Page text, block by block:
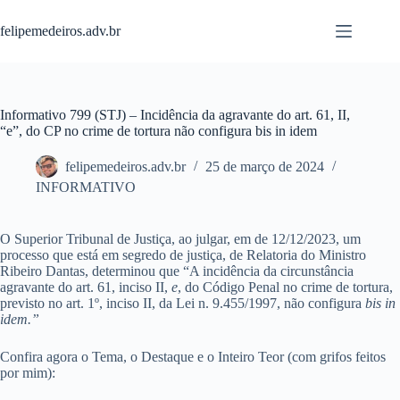
para
o
felipemedeiros.adv.br
Informativo 799 (STJ) – Incidência da agravante do art. 61, II,
“e”, do CP no crime de tortura não configura bis in idem
felipemedeiros.adv.br
25 de março de 2024
INFORMATIVO
O Superior Tribunal de Justiça, ao julgar, em de 12/12/2023, um
processo que está em segredo de justiça, de Relatoria do Ministro
Ribeiro Dantas, determinou que “A incidência da circunstância
agravante do art. 61, inciso II, e, do Código Penal no crime de tortura,
previsto no art. 1º, inciso II, da Lei n. 9.455/1997, não configura bis in
idem.”
Confira agora o Tema, o Destaque e o Inteiro Teor (com grifos feitos
por mim):